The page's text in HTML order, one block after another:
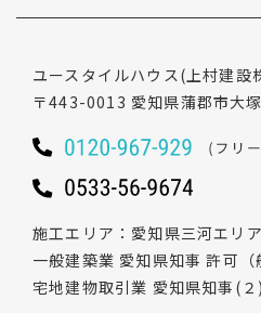
ユースタイルハウス (上村建設
〒443-0013 愛知県蒲郡市大
施工エリア
愛知県三河エリア
一般建築業 愛知県知事 許可
宅地建物取引業 愛知県知事(